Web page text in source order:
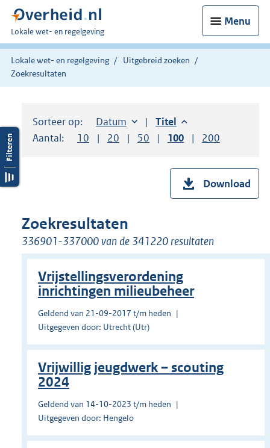
Menu
U
bent
hier:
Lokale wet- en regelgeving
Lokale wet- en regelgeving
Uitgebreid zoeken
Zoekresultaten
Sorteer op: Sorteer op:
Datum aflopendSorteer op:
Titel aflopend
Aantal:
Toon
10 resultaten per pagina
Toon
20 resultaten per pagina
Toon
50 resultaten per pagina
Toon
100 resultaten per
Toon
200
Download
Zoekresultaten
336901-337000 van de 341220 resultaten
Vrijstellingsverordening
inrichtingen milieubeheer
Geldend van 21-09-2017 t/m heden
Uitgegeven door: Utrecht (Utr)
Vrijwillig jeugdwerk – scouting
2024
Geldend van 14-10-2023 t/m heden
Uitgegeven door: Hengelo